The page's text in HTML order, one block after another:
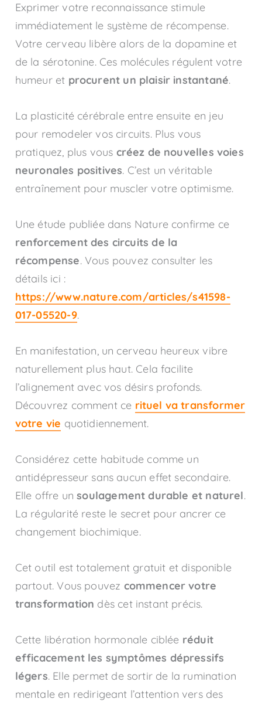
Exprimer votre reconnaissance stimule
immédiatement le système de récompense.
Votre cerveau libère alors de la dopamine et
de la sérotonine. Ces molécules régulent votre
humeur et procurent un plaisir instantané.
La plasticité cérébrale entre ensuite en jeu
pour remodeler vos circuits. Plus vous
pratiquez, plus vous créez de nouvelles voies
neuronales positives. C’est un véritable
entraînement pour muscler votre optimisme.
Une étude publiée dans Nature confirme ce
renforcement des circuits de la
récompense. Vous pouvez consulter les
détails ici :
https://www.nature.com/articles/s41598-
017-05520-9.
En manifestation, un cerveau heureux vibre
naturellement plus haut. Cela facilite
l’alignement avec vos désirs profonds.
Découvrez comment ce rituel va transformer
votre vie quotidiennement.
Considérez cette habitude comme un
antidépresseur sans aucun effet secondaire.
Elle offre unsoulagement durable et naturel.
La régularité reste le secret pour ancrer ce
changement biochimique.
Cet outil est totalement gratuit et disponible
partout. Vous pouvez commencer votre
transformation dès cet instant précis.
Cette libération hormonale ciblée réduit
efficacement les symptômes dépressifs
légers. Elle permet de sortir de la rumination
mentale en redirigeant l’attention vers des